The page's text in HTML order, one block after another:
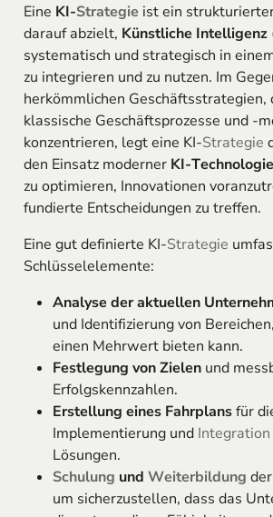
Eine KI-Strategie ist ein
darauf abzielt, Künstliche Intelligenz
systematisch und strategisch in
zu integrieren und zu nutzen. Im
herkömmlichen Geschäftsstrategien,
klassische Geschäftsprozesse und -
konzentrieren, legt eine KI-Strategie
den Einsatz moderner KI-
zu optimieren, Innovationen
fundierte Entscheidungen zu treffen.
Eine gut definierte KI-Strategie
Schlüsselelemente:
Analyse der aktuellen
und Identifizierung von
einen Mehrwert bieten kann.
Festlegung von Zielenund
Erfolgskennzahlen.
Erstellung eines Fahrplansfür
Implementierung und Integration
Lösungen.
Schulung und Weiterbildung
um sicherzustellen, dass das